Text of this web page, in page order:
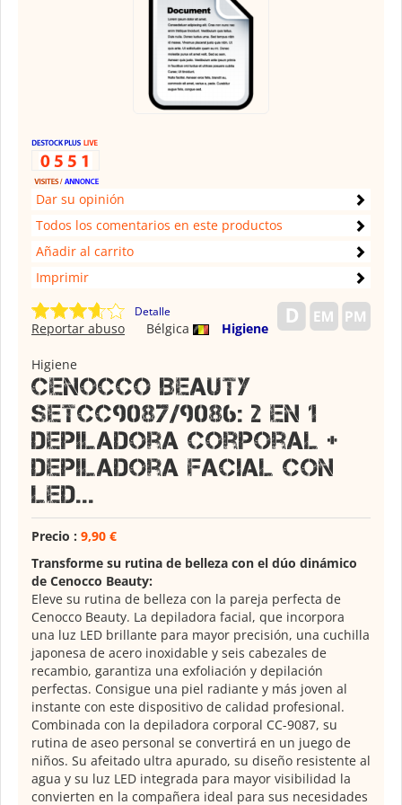
Dar su opinión
Todos los comentarios en este productos
Añadir al carrito
Imprimir
Detalle
Bélgica Higiene
Reportar abuso
Higiene
Cenocco Beauty
SETCC9087/9086: 2 en 1
Depiladora Corporal +
Depiladora Facial con
LED...
Precio : 9,90 €
Transforme su rutina de belleza con el dúo dinámico
de Cenocco Beauty:
Eleve su rutina de belleza con la pareja perfecta de
Cenocco Beauty. La depiladora facial, que incorpora
una luz LED brillante para mayor precisión, una cuchilla
japonesa de acero inoxidable y seis cabezales de
recambio, garantiza una exfoliación y depilación
perfectas. Consigue una piel radiante y más joven al
instante con este dispositivo de calidad profesional.
Combinada con la depiladora corporal CC-9087, su
rutina de aseo personal se convertirá en un juego de
niños. Su afeitado ultra apurado, su diseño resistente al
agua y su luz LED integrada para mayor visibilidad la
convierten en la compañera ideal para sus necesidades